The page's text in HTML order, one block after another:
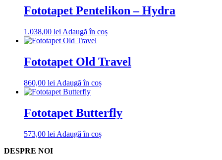
Fototapet Pentelikon – Hydra
1.038,00 lei Adaugă în coș
Fototapet Old Travel
860,00 lei Adaugă în coș
Fototapet Butterfly
573,00 lei Adaugă în coș
DESPRE NOI